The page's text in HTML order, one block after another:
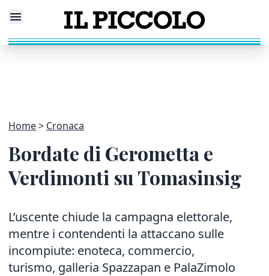
Home Cronaca
Bordate di Gerometta e
Verdimonti su Tomasinsig
L’uscente chiude la campagna elettorale,
mentre i contendenti la attaccano sulle
incompiute: enoteca, commercio,
turismo, galleria Spazzapan e PalaZimolo